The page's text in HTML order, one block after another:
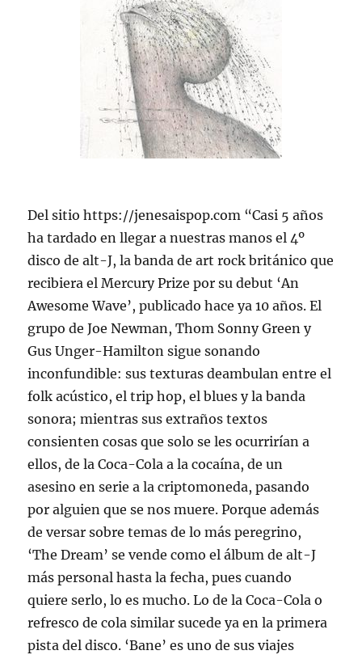
Del sitio https://jenesaispop.com “Casi 5 años
ha tardado en llegar a nuestras manos el 4º
disco de alt-J, la banda de art rock británico que
recibiera el Mercury Prize por su debut ‘An
Awesome Wave’, publicado hace ya 10 años. El
grupo de Joe Newman, Thom Sonny Green y
Gus Unger-Hamilton sigue sonando
inconfundible: sus texturas deambulan entre el
folk acústico, el trip hop, el blues y la banda
sonora; mientras sus extraños textos
consienten cosas que solo se les ocurrirían a
ellos, de la Coca-Cola a la cocaína, de un
asesino en serie a la criptomoneda, pasando
por alguien que se nos muere. Porque además
de versar sobre temas de lo más peregrino,
‘The Dream’ se vende como el álbum de alt-J
más personal hasta la fecha, pues cuando
quiere serlo, lo es mucho. Lo de la Coca-Cola o
refresco de cola similar sucede ya en la primera
pista del disco. ‘Bane’ es uno de sus viajes